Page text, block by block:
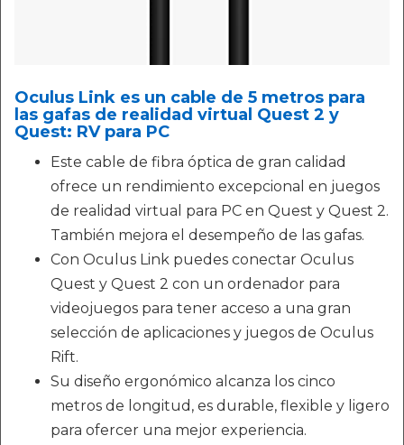
Oculus Link es un cable de 5 metros para
las gafas de realidad virtual Quest 2 y
Quest: RV para PC
Este cable de fibra óptica de gran calidad
ofrece un rendimiento excepcional en juegos
de realidad virtual para PC en Quest y Quest 2.
También mejora el desempeño de las gafas.
Con Oculus Link puedes conectar Oculus
Quest y Quest 2 con un ordenador para
videojuegos para tener acceso a una gran
selección de aplicaciones y juegos de Oculus
Rift.
Su diseño ergonómico alcanza los cinco
metros de longitud, es durable, flexible y ligero
para ofercer una mejor experiencia.